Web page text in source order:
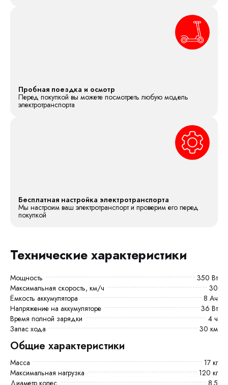
Пробная поездка и осмотр
Перед покупкой вы можете посмотреть любую модель
электротранспорта
Бесплатная настройка электротранспорта
Мы настроим ваш электротранспорт и проверим его перед
покупкой
Технические характеристики
Мощность
350 Вт
Максимальная скорость, км/ч
30
Ёмкость аккумулятора
8 Ач
Напряжение на аккумуляторе
36 Вт
Время полной зарядки
4 ч
Запас хода
30 км
Общие характеристики
Масса
17 кг
Максимальная нагрузка
120 кг
Диаметр колес
8.5